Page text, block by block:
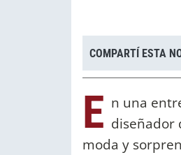
COMPARTÍ ESTA
E n una
diseñador
moda y